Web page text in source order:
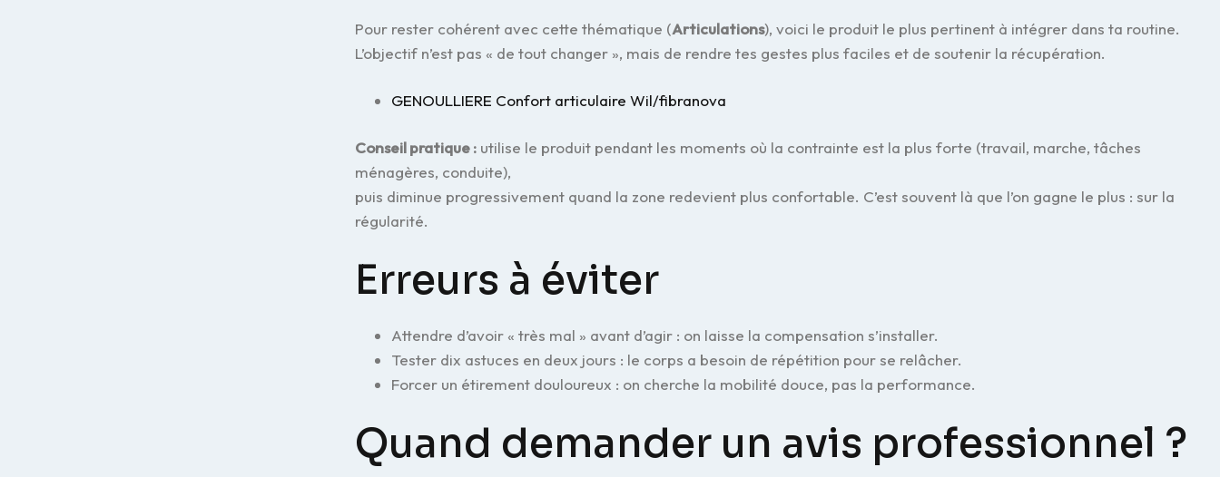
Pour rester cohérent avec cette thématique (Articulations), voici le produit le plus pertinent à intégrer dans ta routine.
L’objectif n’est pas « de tout changer », mais de rendre tes gestes plus faciles et de soutenir la récupération.
GENOULLIERE Confort articulaire Wil/fibranova
Conseil pratique : utilise le produit pendant les moments où la contrainte est la plus forte (travail, marche, tâches
ménagères, conduite),
puis diminue progressivement quand la zone redevient plus confortable. C’est souvent là que l’on gagne le plus : sur la
régularité.
Erreurs à éviter
Attendre d’avoir « très mal » avant d’agir : on laisse la compensation s’installer.
Tester dix astuces en deux jours : le corps a besoin de répétition pour se relâcher.
Forcer un étirement douloureux : on cherche la mobilité douce, pas la performance.
Quand demander un avis professionnel ?